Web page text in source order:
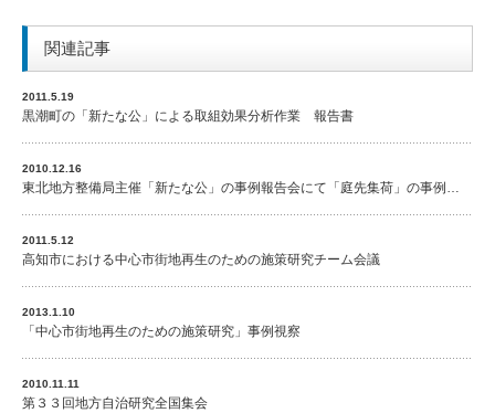
関連記事
2011.5.19
黒潮町の「新たな公」による取組効果分析作業 報告書
2010.12.16
東北地方整備局主催「新たな公」の事例報告会にて「庭先集荷」の事例…
2011.5.12
高知市における中心市街地再生のための施策研究チーム会議
2013.1.10
「中心市街地再生のための施策研究」事例視察
2010.11.11
第３３回地方自治研究全国集会